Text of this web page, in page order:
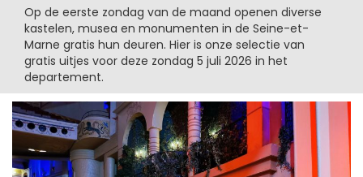
Op de eerste zondag van de maand openen diverse
kastelen, musea en monumenten in de Seine-et-
Marne gratis hun deuren. Hier is onze selectie van
gratis uitjes voor deze zondag 5 juli 2026 in het
departement.